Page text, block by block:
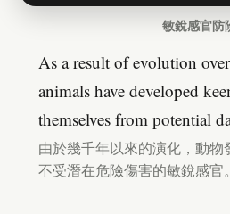
敏銳感官防
As a result of evolution
animals have developed
themselves from potential
由於幾千年以來的演化，動物
不受潛在危險傷害的敏銳感官。